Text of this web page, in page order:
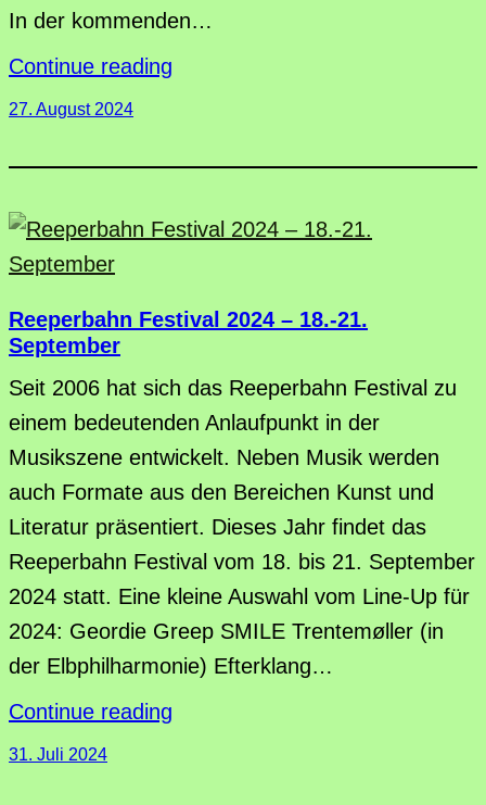
In der kommenden…
Continue reading
27. August 2024
Reeperbahn Festival 2024 – 18.-21.
September
Seit 2006 hat sich das Reeperbahn Festival zu
einem bedeutenden Anlaufpunkt in der
Musikszene entwickelt. Neben Musik werden
auch Formate aus den Bereichen Kunst und
Literatur präsentiert. Dieses Jahr findet das
Reeperbahn Festival vom 18. bis 21. September
2024 statt. Eine kleine Auswahl vom Line-Up für
2024: Geordie Greep SMILE Trentemøller (in
der Elbphilharmonie) Efterklang…
Continue reading
31. Juli 2024